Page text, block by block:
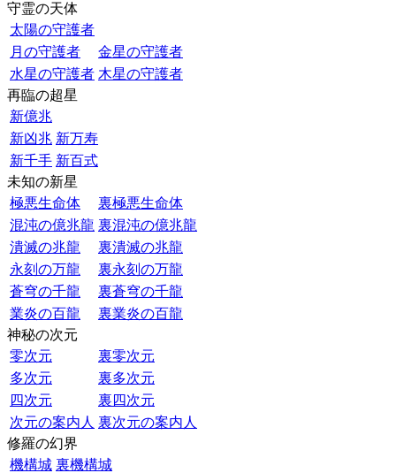
守霊の天体
太陽の守護者
月の守護者
金星の守護者
水星の守護者 木星の守護者
再臨の超星
新億兆
新凶兆 新万寿
新千手 新百式
未知の新星
極悪生命体
裏極悪生命体
混沌の億兆龍 裏混沌の億兆龍
潰滅の兆龍
裏潰滅の兆龍
永刻の万龍
裏永刻の万龍
蒼穹の千龍
裏蒼穹の千龍
業炎の百龍
裏業炎の百龍
神秘の次元
零次元
裏零次元
多次元
裏多次元
四次元
裏四次元
次元の案内人 裏次元の案内人
修羅の幻界
機構城 裏機構城